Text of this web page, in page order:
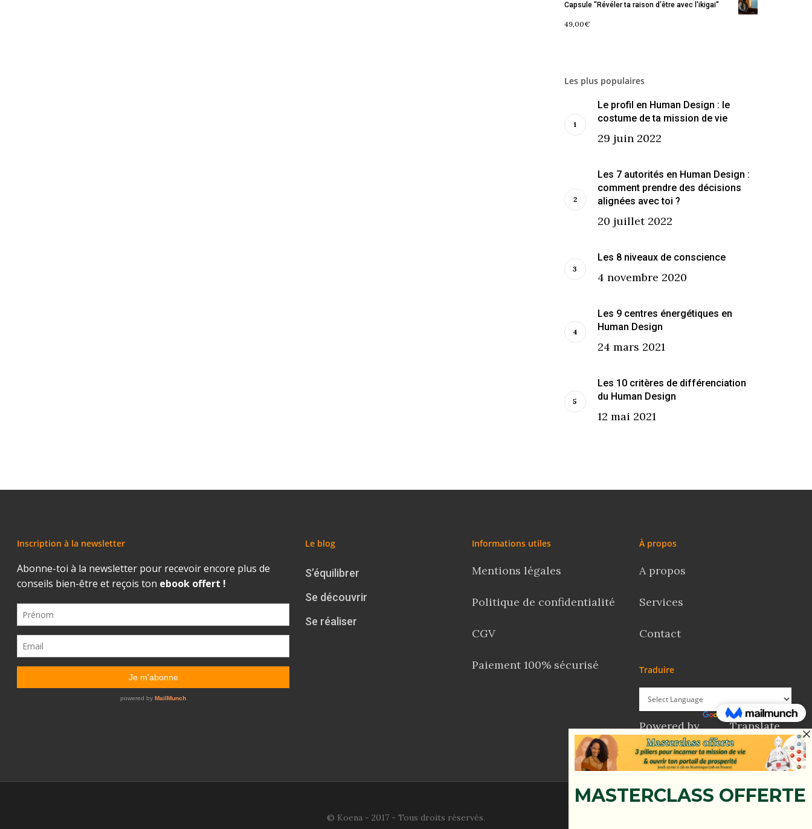
Capsule "Révéler ta raison d'être avec l'ikigai"
49,00€
Les plus populaires
Le profil en Human Design : le
costume de ta mission de vie
29 juin 2022
Les 7 autorités en Human Design :
comment prendre des décisions
alignées avec toi ?
20 juillet 2022
Les 8 niveaux de conscience
4 novembre 2020
Les 9 centres énergétiques en
Human Design
24 mars 2021
Les 10 critères de différenciation
du Human Design
12 mai 2021
Inscription à la newsletter Le blog
S’équilibrer
Se découvrir
Se réaliser
Informations utiles
Mentions légales
Politique de confidentialité
CGV
Paiement 100% sécurisé
À propos
A propos
Services
Contact
Traduire
Powered by Translate
© Koena - 2017 - Tous droits réservés.